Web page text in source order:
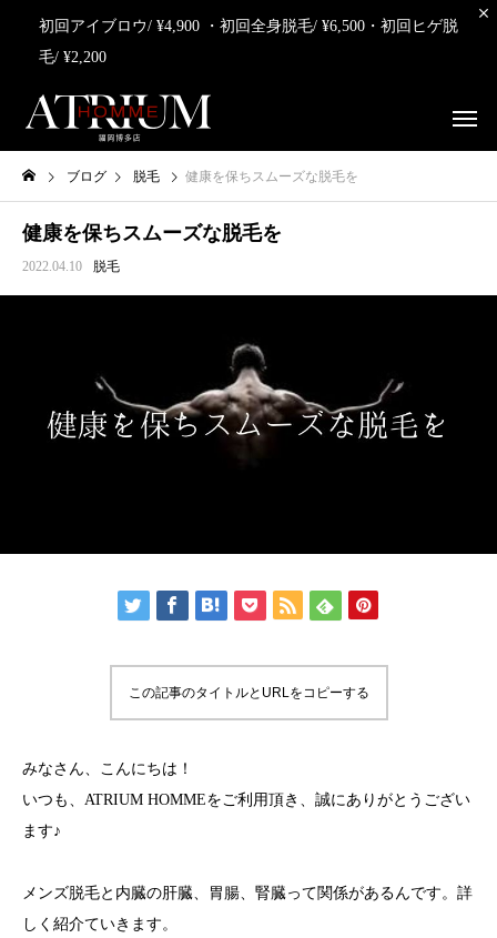
初回アイブロウ/ ¥4,900 ・初回全身脱毛/ ¥6,500・初回ヒゲ脱
毛/ ¥2,200
ブログ 脱毛 健康を保ちスムーズな脱毛を
健康を保ちスムーズな脱毛を
2022.04.10 脱毛
この記事のタイトルとURLをコピーする
みなさん、こんにちは！
いつも、ATRIUM HOMMEをご利用頂き、誠にありがとうござい
ます♪
メンズ脱毛と内臓の肝臓、胃腸、腎臓って関係があるんです。詳
しく紹介ていきます。